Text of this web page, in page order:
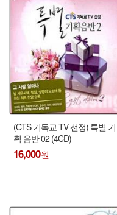
(CTS 기독교 TV 선정) 특별 기
획 음반 02 (4CD)
16,000